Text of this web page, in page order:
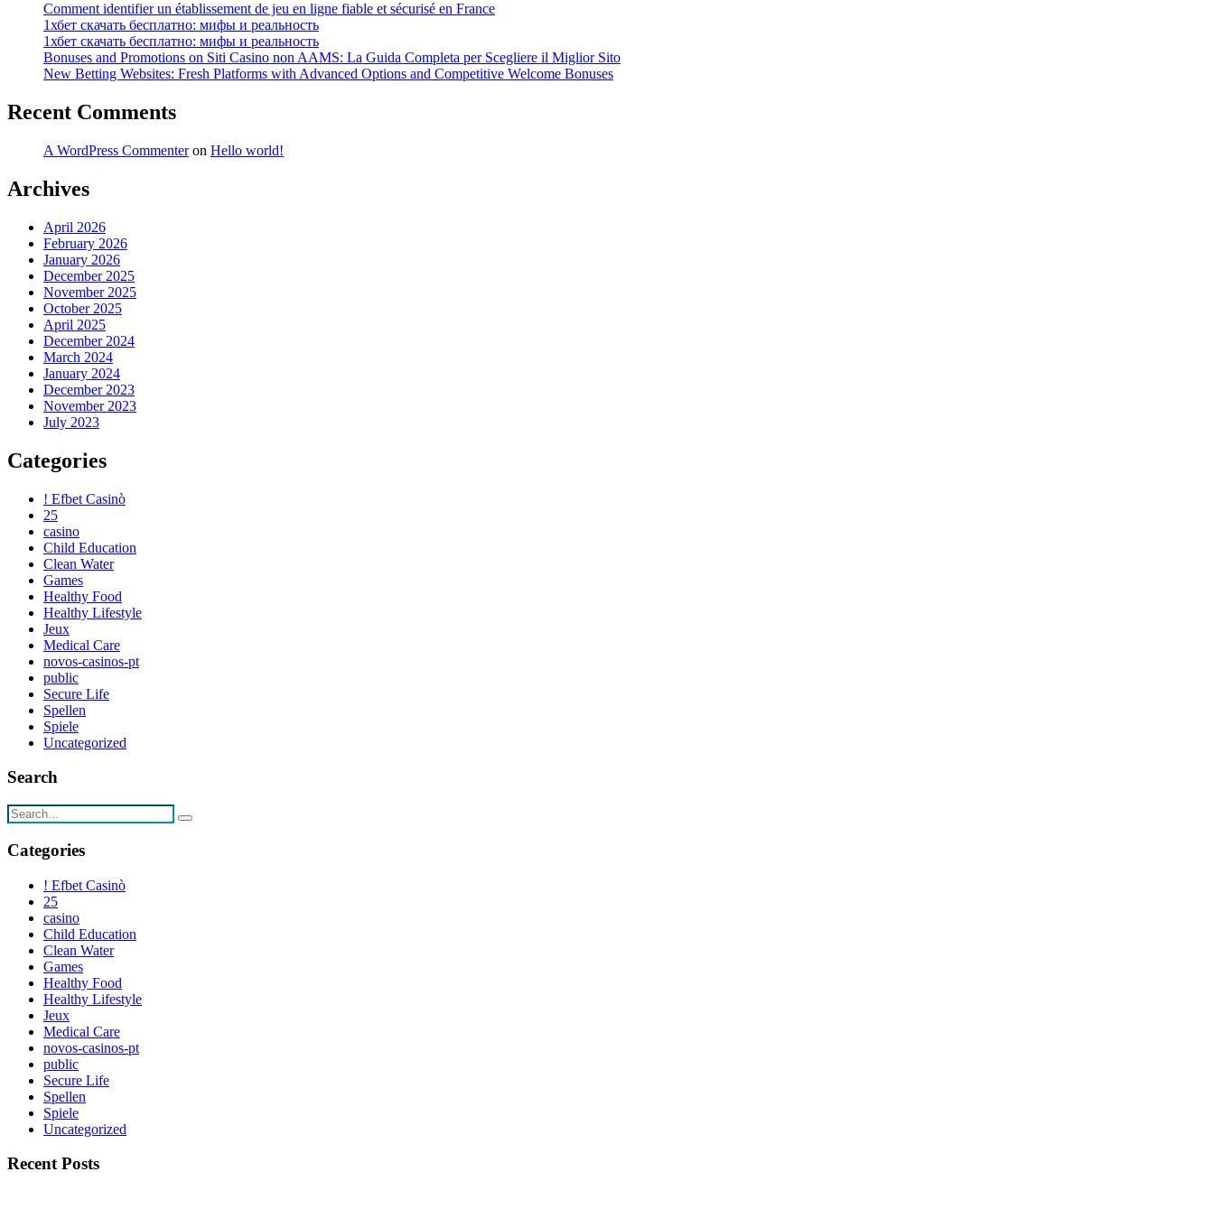
Comment identifier un établissement de jeu en ligne fiable et sécurisé en France
1хбет скачать бесплатно: мифы и реальность
1хбет скачать бесплатно: мифы и реальность
Bonuses and Promotions on Siti Casino non AAMS: La Guida Completa per Scegliere il Miglior Sito
New Betting Websites: Fresh Platforms with Advanced Options and Competitive Welcome Bonuses
Recent Comments
A WordPress Commenteron Hello world!
Archives
April 2026
February 2026
January 2026
December 2025
November 2025
October 2025
April 2025
December 2024
March 2024
January 2024
December 2023
November 2023
July 2023
Categories
! Efbet Casinò
25
casino
Child Education
Clean Water
Games
Healthy Food
Healthy Lifestyle
Jeux
Medical Care
novos-casinos-pt
public
Secure Life
Spellen
Spiele
Uncategorized
Search
Categories
! Efbet Casinò
25
casino
Child Education
Clean Water
Games
Healthy Food
Healthy Lifestyle
Jeux
Medical Care
novos-casinos-pt
public
Secure Life
Spellen
Spiele
Uncategorized
Recent Posts